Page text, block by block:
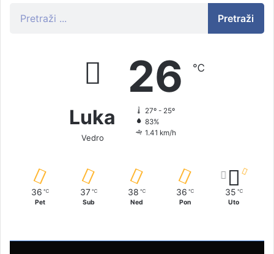
Pretraži
Luka
Vedro
26 ℃
27º - 25º
83%
1.41 km/h
36 ℃
Pet
37 ℃
Sub
38 ℃
Ned
36 ℃
Pon
35 ℃
Uto